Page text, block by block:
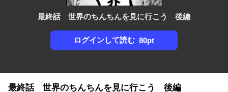
最終話 世界のちんちんを見に行こう 後編
ログインして読む 80pt
最終話 世界のちんちんを見に行こう 後編